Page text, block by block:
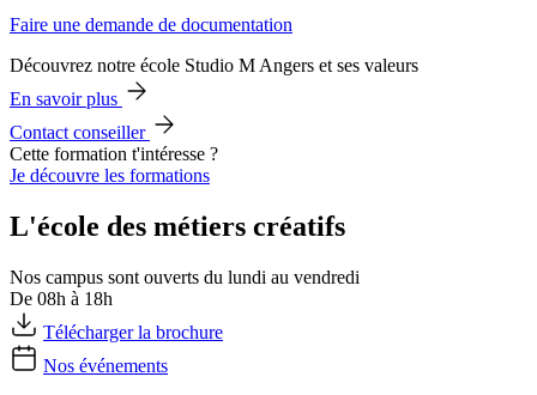
Faire une demande de documentation
Découvrez notre école Studio M Angers et ses valeurs
En savoir plus
Contact conseiller
Cette formation t'intéresse ?
Je découvre les formations
L'école des métiers créatifs
Nos campus sont ouverts du lundi au vendredi
De 08h à 18h
Télécharger la brochure
Nos événements